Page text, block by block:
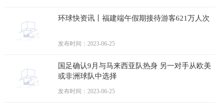
环球快资讯丨福建端午假期接待游客621万人次
发布时间：2023-06-25
国足确认9月与马来西亚队热身 另一对手从欧美
或非洲球队中选择
发布时间：2023-06-25